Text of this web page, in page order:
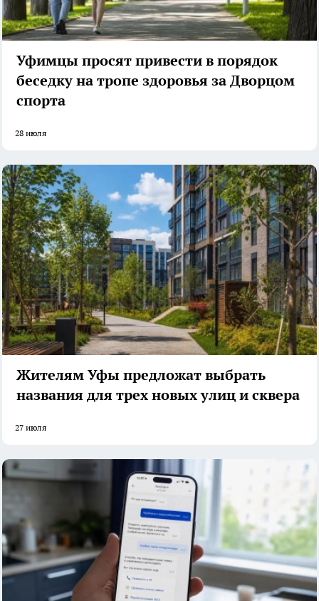
Уфимцы просят привести в порядок
беседку на тропе здоровья за Дворцом
спорта
28 июля
Жителям Уфы предложат выбрать
названия для трех новых улиц и сквера
27 июля